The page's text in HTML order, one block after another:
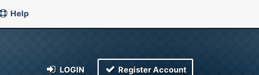
Help
LOGIN Register Account